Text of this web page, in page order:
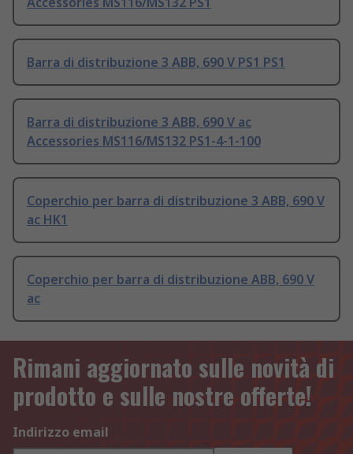
Barra di distribuzione 3 ABB, 690 V PS1 PS1
Barra di distribuzione 3 ABB, 690 V ac
Accessories MS116/MS132 PS1-4-1-100
Coperchio per barra di distribuzione 3 ABB, 690 V
ac HK1
Coperchio per barra di distribuzione ABB, 690 V
ac
Rimani aggiornato sulle novità di
prodotto e sulle nostre offerte!
Indirizzo email